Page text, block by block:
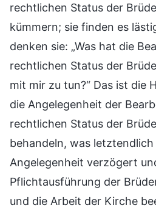
rechtlichen Status der
kümmern; sie finden es
denken sie: „Was hat die
rechtlichen Status der
mit mir zu tun?“ Das ist die
die Angelegenheit der
rechtlichen Status der
behandeln, was
Angelegenheit verzögert
Pflichtausführung der
und die Arbeit der Kirche